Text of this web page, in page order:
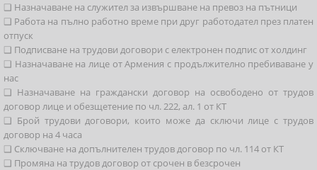
❑ Назначаване на служител за извършване на превоз на пътници
❑ Работа на пълно работно време при друг работодател през платен
отпуск
❑ Подписване на трудови договори с електронен подпис от холдинг
❑ Назначаване на лице от Армения с продължително пребиваване у
нас
❑ Назначаване на граждански договор на освободено от трудов
договор лице и обезщетение по чл. 222, ал. 1 от КТ
❑ Брой трудови договори, които може да сключи лице с трудов
договор на 4 часа
❑ Сключване на допълнителен трудов договор по чл. 114 от КТ
❑ Промяна на трудов договор от срочен в безсрочен